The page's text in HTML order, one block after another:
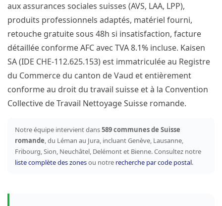
aux assurances sociales suisses (AVS, LAA, LPP),
produits professionnels adaptés, matériel fourni,
retouche gratuite sous 48h si insatisfaction, facture
détaillée conforme AFC avec TVA 8.1% incluse. Kaisen
SA (IDE CHE-112.625.153) est immatriculée au Registre
du Commerce du canton de Vaud et entièrement
conforme au droit du travail suisse et à la Convention
Collective de Travail Nettoyage Suisse romande.
Notre équipe intervient dans589 communes de Suisse
romande, du Léman au Jura, incluant Genève, Lausanne,
Fribourg, Sion, Neuchâtel, Delémont et Bienne. Consultez notre
liste complète des zonesou notre recherche par code postal.